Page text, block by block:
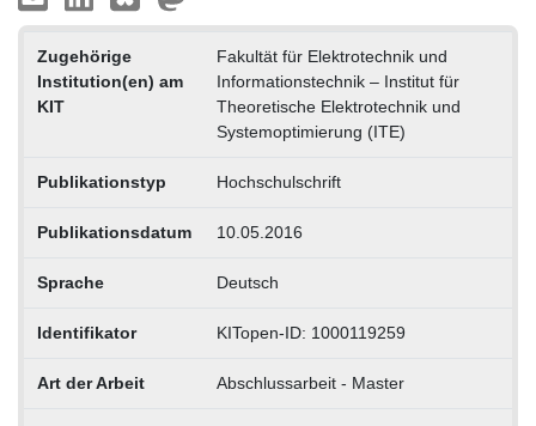
Zugehörige
Institution(en) am
KIT
Fakultät für Elektrotechnik und
Informationstechnik – Institut für
Theoretische Elektrotechnik und
Systemoptimierung (ITE)
Publikationstyp Hochschulschrift
Publikationsdatum 10.05.2016
Sprache Deutsch
Identifikator KITopen-ID: 1000119259
Art der Arbeit Abschlussarbeit - Master